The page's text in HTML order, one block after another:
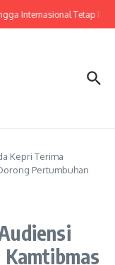
Internasional Tetap Ikuti
Kepri Terima
Pertumbuhan